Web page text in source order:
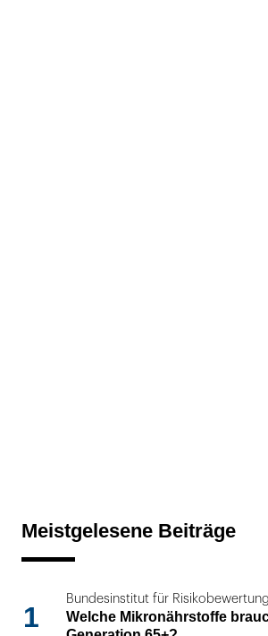
Meistgelesene Beiträge
1
Bundesinstitut für
Welche Mikronährstoffe